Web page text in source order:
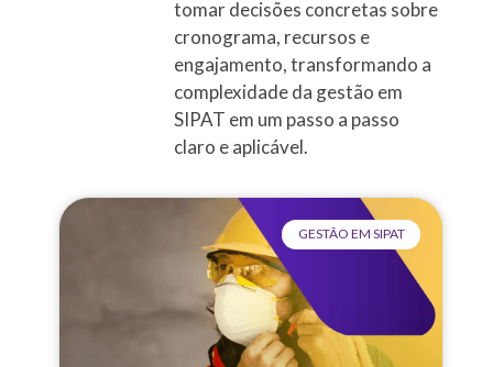
gerar relatórios prontos para auditorias
e fiscalizações.
tomar decisões concretas sobre
cronograma, recursos e
engajamento, transformando a
complexidade da gestão em
SIPAT em um passo a passo
claro e aplicável.
GESTÃO EM SIPAT